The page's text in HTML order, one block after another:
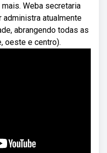
Weba secretaria
atualmente
abrangendo todas as
oeste e centro).